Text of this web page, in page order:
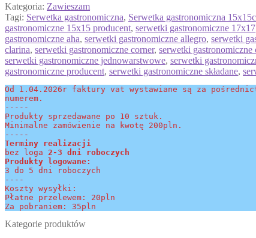
Kategoria: Zawieszam
Tagi: Serwetka gastronomiczna, Serwetka gastronomiczna
gastronomiczne 15x15 producent, serwetki gastronomiczne 17x17
gastronomiczne aha, serwetki gastronomiczne allegro, serwetki
clarina, serwetki gastronomiczne corner, serwetki gastronomiczne
serwetki gastronomiczne jednowarstwowe, serwetki
gastronomiczne producent, serwetki gastronomiczne składane,
Od 1.04.2026r faktury vat wystawiane są za
numerem.
-----
Produkty sprzedawane po 10 sztuk.
Minimalne zamówienie na kwotę 200pln.
-----
Terminy realizacji
bez loga 2-3 dni roboczych
Produkty logowane:
3 do 5 dni roboczych
----
Koszty wysyłki:
Płatne przelewem: 20pln
Za pobraniem: 35pln
Kategorie produktów